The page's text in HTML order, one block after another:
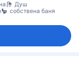
Душ
собствена баня